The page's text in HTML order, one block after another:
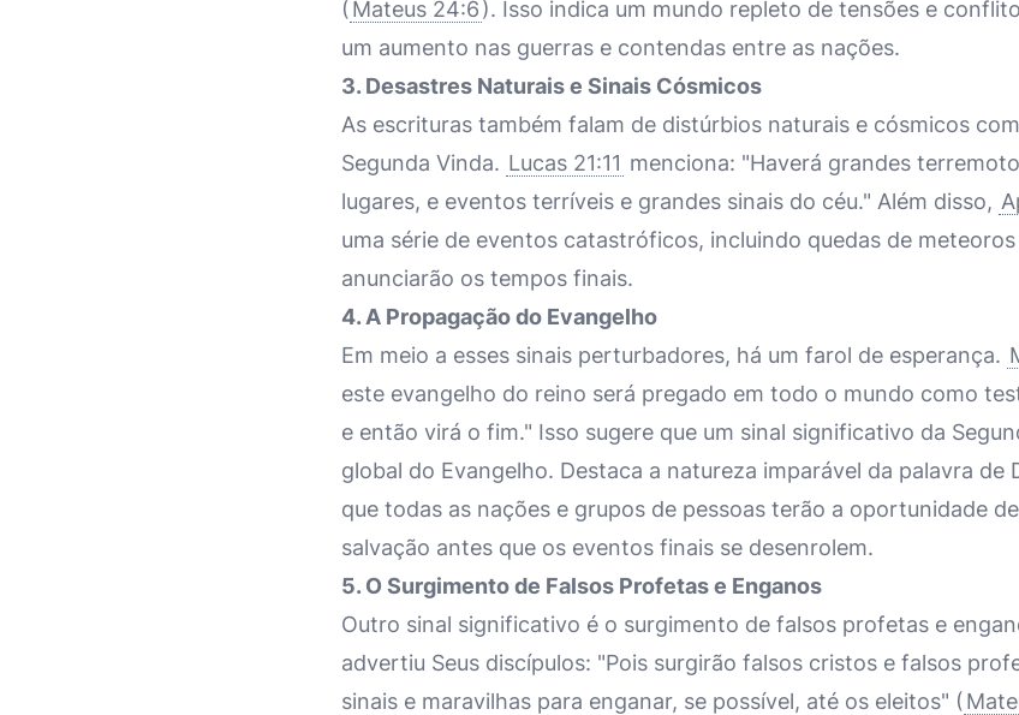
( Mateus 24:6). Isso indica um mundo repleto de tensões e
um aumento nas guerras e contendas entre as nações.
3. Desastres Naturais e Sinais Cósmicos
As escrituras também falam de distúrbios naturais e cósmicos
Segunda Vinda. Lucas 21:11 menciona: "Haverá grandes
lugares, e eventos terríveis e grandes sinais do céu." Além disso,
uma série de eventos catastróficos, incluindo quedas de
anunciarão os tempos finais.
4. A Propagação do Evangelho
Em meio a esses sinais perturbadores, há um farol de esperança.
este evangelho do reino será pregado em todo o mundo como
e então virá o fim." Isso sugere que um sinal significativo da
global do Evangelho. Destaca a natureza imparável da palavra de
que todas as nações e grupos de pessoas terão a oportunidade
salvação antes que os eventos finais se desenrolem.
5. O Surgimento de Falsos Profetas e Enganos
Outro sinal significativo é o surgimento de falsos profetas e
advertiu Seus discípulos: "Pois surgirão falsos cristos e falsos
sinais e maravilhas para enganar, se possível, até os eleitos" (